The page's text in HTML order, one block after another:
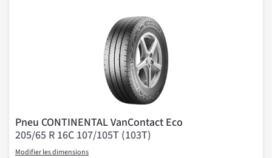
Pneu CONTINENTAL VanContact Eco
205/65 R 16C 107/105T (103T)
Modifier les dimensions